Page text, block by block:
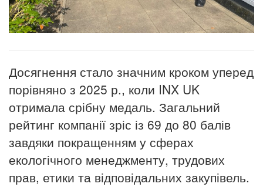
Досягнення стало значним кроком уперед
порівняно з 2025 р., коли INX UK
отримала срібну медаль. Загальний
рейтинг компанії зріс із 69 до 80 балів
завдяки покращенням у сферах
екологічного менеджменту, трудових
прав, етики та відповідальних закупівель.